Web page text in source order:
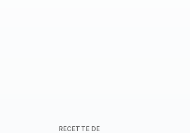
RECETTE DE